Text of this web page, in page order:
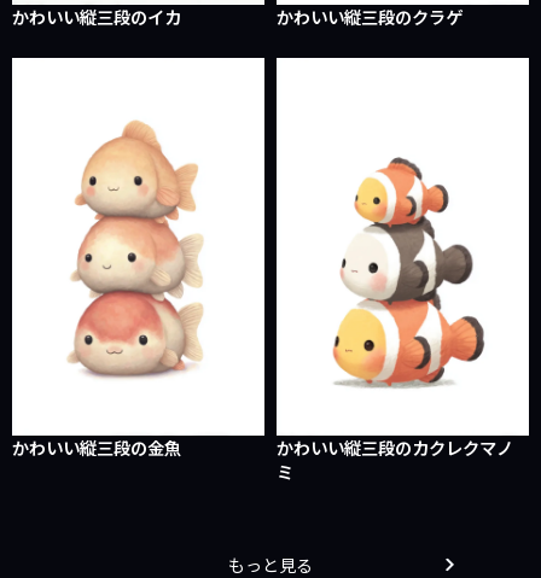
かわいい縦三段のイカ かわいい縦三段のクラゲ
かわいい縦三段の金魚
かわいい縦三段のカクレクマノ
ミ
もっと見る